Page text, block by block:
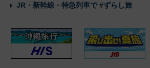
JR・新幹線・特急列車で #ずらし旅